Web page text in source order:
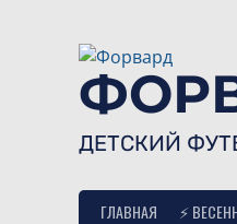
ДЕТСКИЙ
ГЛАВНАЯ ⚡